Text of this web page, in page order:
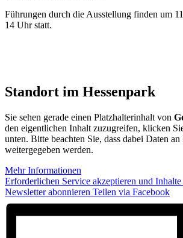
Führungen durch die Ausstellung finden um
14 Uhr statt.
Standort im Hessenpark
Sie sehen gerade einen Platzhalterinhalt von
den eigentlichen Inhalt zuzugreifen, klicken
unten. Bitte beachten Sie, dass dabei Daten
weitergegeben werden.
Mehr Informationen
Erforderlichen Service akzeptieren und Inhalte
Newsletter abonnieren Teilen via Facebook